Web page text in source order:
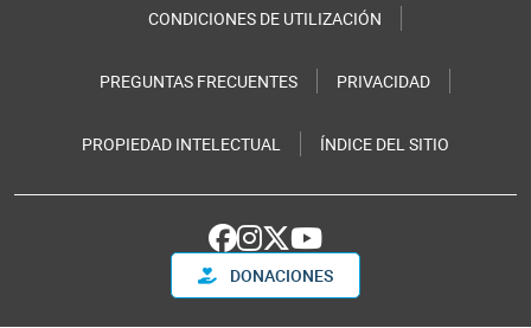
CONDICIONES DE UTILIZACIÓN
PREGUNTAS FRECUENTES PRIVACIDAD
PROPIEDAD INTELECTUAL ÍNDICE DEL SITIO
DONACIONES